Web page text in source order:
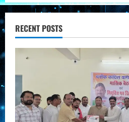
RECENT POSTS